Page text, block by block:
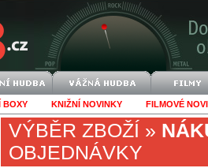
BOXY KNIŽNÍ NOVINKY FILMOVÉ
VÝBĚR ZBOŽÍ »
OBJEDNÁVKY